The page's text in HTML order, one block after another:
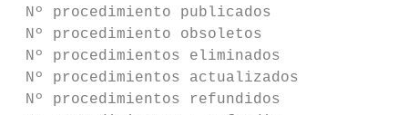
Nº procedimiento publicados
Nº procedimiento obsoletos
Nº procedimientos eliminados
Nº procedimientos actualizados
Nº procedimientos refundidos